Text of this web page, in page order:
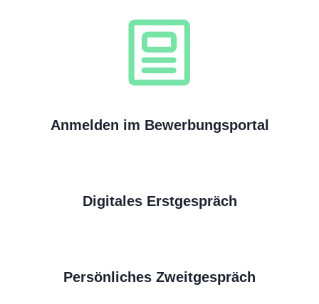
Anmelden im Bewerbungsportal
Digitales Erstgespräch
Persönliches Zweitgespräch